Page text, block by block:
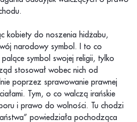
kobiety do noszenia hidżabu,
narodowy symbol. I to co
symbol swojej religii, tylko
stosował wobec nich od
poprzez sprawowanie prawnej
Tym, o co walczą irańskie
i prawo do wolności. Tu chodzi
powiedziała pochodząca